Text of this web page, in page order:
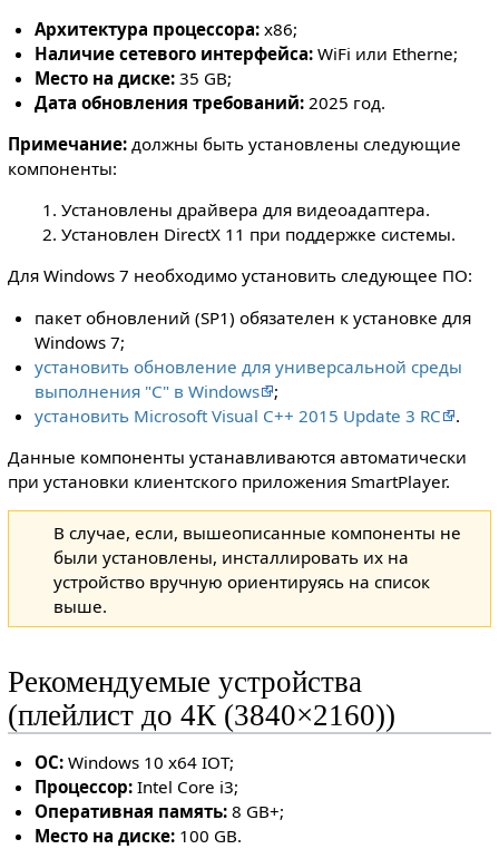
Архитектура процессора: x86;
Наличие сетевого интерфейса: WiFi или Etherne;
Место на диске: 35 GB;
Дата обновления требований: 2025 год.
Примечание:должны быть установлены следующие
компоненты:
Установлены драйвера для видеоадаптера.
Установлен DirectX 11 при поддержке системы.
Для Windows 7 необходимо установить следующее ПО:
пакет обновлений (SP1) обязателен к установке для
Windows 7;
установить обновление для универсальной среды
выполнения "C" в Windows
;
установить Microsoft Visual C++ 2015 Update 3 RC
.
Данные компоненты устанавливаются автоматически
при установки клиентского приложения SmartPlayer.
В случае, если, вышеописанные компоненты не
были установлены, инсталлировать их на
устройство вручную ориентируясь на список
выше.
Рекомендуемые устройства
(плейлист до 4К (3840×2160))
ОС: Windows 10 x64 IOT;
Процессор: Intel Core i3;
Оперативная память: 8 GB+;
Место на диске: 100 GB.